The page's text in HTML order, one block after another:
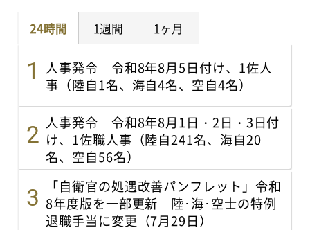
24時間 1週間 1ヶ月
人事発令 令和8年8月5日付け、1佐人
事（陸自1名、海自4名、空自4名）
人事発令 令和8年8月1日・2日・3日付
け、1佐職人事（陸自241名、海自20
名、空自56名）
「自衛官の処遇改善パンフレット」令和
8年度版を一部更新 陸･海･空士の特例
退職手当に変更（7月29日）